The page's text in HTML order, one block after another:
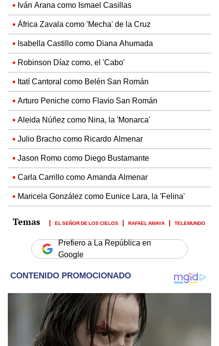
Iván Arana como Ismael Casillas
África Zavala como 'Mecha' de la Cruz
Isabella Castillo como Diana Ahumada
Robinson Díaz como, el 'Cabo'
Itatí Cantoral como Belén San Román
Arturo Peniche como Flavio San Román
Aleida Núñez como Nina, la 'Monarca'
Julio Bracho como Ricardo Almenar
Jason Romo como Diego Bustamante
Carla Carrillo como Amanda Almenar
Maricela González como Eunice Lara, la 'Felina'
EL SEÑOR DE LOS CIELOS RAFAEL AMAYA TELEMUNDO
Prefiero a La República en
Google